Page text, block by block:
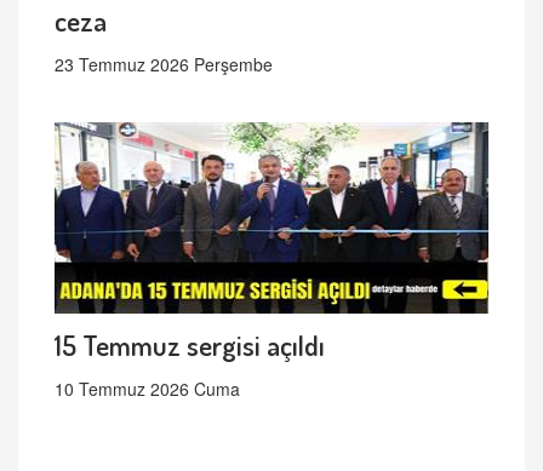
ceza
23 Temmuz 2026 Perşembe
15 Temmuz sergisi açıldı
10 Temmuz 2026 Cuma